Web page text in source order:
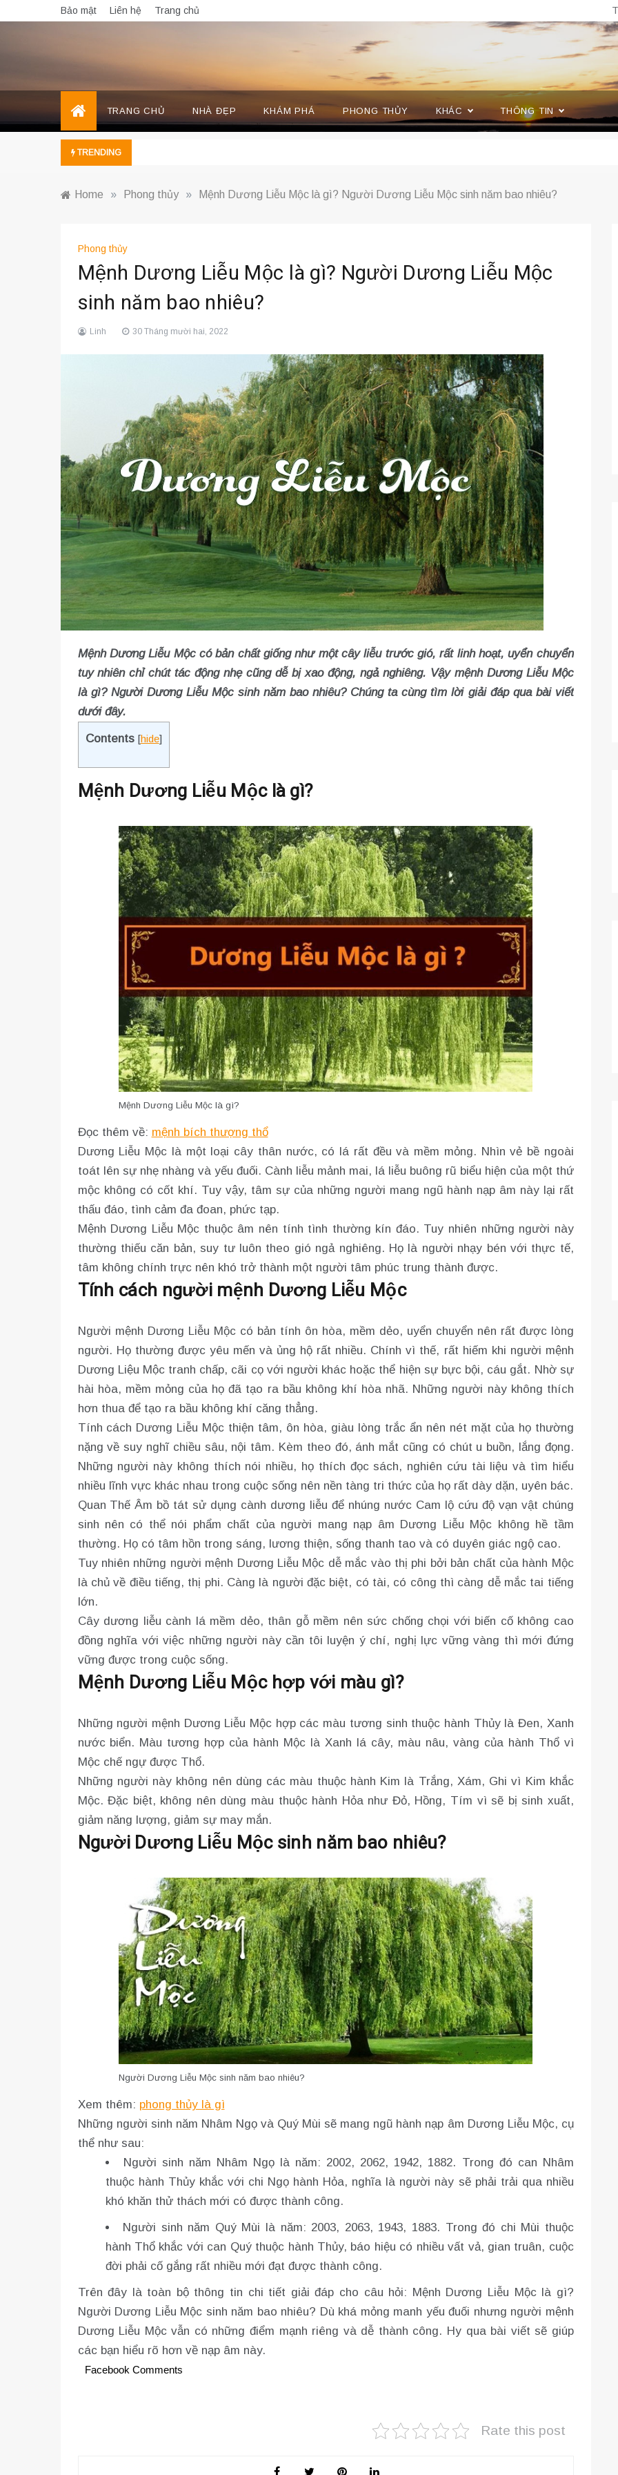
to
Bảo mật Liên hệ Trang chủ
TRANG CHỦ NHÀ ĐẸP KHÁM PHÁ PHONG THỦY KHÁC THÔNG TIN
TRENDING
Home » Phong thủy » Mệnh Dương Liễu Mộc là gì? Người Dương Liễu Mộc sinh năm bao nhiêu?
Phong thủy
Mệnh Dương Liễu Mộc là gì? Người Dương Liễu Mộc
sinh năm bao nhiêu?
Linh 30 Tháng mười hai, 2022
Mệnh Dương Liễu Mộc có bản chất giống như một cây liễu trước gió, rất linh hoạt, uyển chuyển
tuy nhiên chỉ chút tác động nhẹ cũng dễ bị xao động, ngả nghiêng. Vậy mệnh Dương Liễu Mộc
là gì? Người Dương Liễu Mộc sinh năm bao nhiêu? Chúng ta cùng tìm lời giải đáp qua bài viết
dưới đây.
Contents [hide]
Mệnh Dương Liễu Mộc là gì?
Mệnh Dương Liễu Mộc là gì?
Đọc thêm về: mệnh bích thượng thổ
Dương Liễu Mộc là một loại cây thân nước, có lá rất đều và mềm mỏng. Nhìn vẻ bề ngoài
toát lên sự nhẹ nhàng và yếu đuối. Cành liễu mảnh mai, lá liễu buông rũ biểu hiện của một thứ
mộc không có cốt khí. Tuy vậy, tâm sự của những người mang ngũ hành nạp âm này lại rất
thấu đáo, tình cảm đa đoan, phức tạp.
Mệnh Dương Liễu Mộc thuộc âm nên tính tình thường kín đáo. Tuy nhiên những người này
thường thiếu căn bản, suy tư luôn theo gió ngả nghiêng. Họ là người nhạy bén với thực tế,
tâm không chính trực nên khó trở thành một người tâm phúc trung thành được.
Tính cách người mệnh Dương Liễu Mộc
Người mệnh Dương Liễu Mộc có bản tính ôn hòa, mềm dẻo, uyển chuyển nên rất được lòng
người. Họ thường được yêu mến và ủng hộ rất nhiều. Chính vì thế, rất hiếm khi người mệnh
Dương Liệu Mộc tranh chấp, cãi cọ với người khác hoặc thể hiện sự bực bội, cáu gắt. Nhờ sự
hài hòa, mềm mỏng của họ đã tạo ra bầu không khí hòa nhã. Những người này không thích
hơn thua để tạo ra bầu không khí căng thẳng.
Tính cách Dương Liễu Mộc thiện tâm, ôn hòa, giàu lòng trắc ẩn nên nét mặt của họ thường
nặng về suy nghĩ chiều sâu, nội tâm. Kèm theo đó, ánh mắt cũng có chút u buồn, lắng đọng.
Những người này không thích nói nhiều, họ thích đọc sách, nghiên cứu tài liệu và tìm hiểu
nhiều lĩnh vực khác nhau trong cuộc sống nên nền tàng tri thức của họ rất dày dặn, uyên bác.
Quan Thế Âm bồ tát sử dụng cành dương liễu để nhúng nước Cam lộ cứu độ vạn vật chúng
sinh nên có thể nói phẩm chất của người mang nạp âm Dương Liễu Mộc không hề tầm
thường. Họ có tâm hồn trong sáng, lương thiện, sống thanh tao và có duyên giác ngộ cao.
Tuy nhiên những người mệnh Dương Liễu Mộc dễ mắc vào thị phi bởi bản chất của hành Mộc
là chủ về điều tiếng, thị phi. Càng là người đặc biệt, có tài, có công thì càng dễ mắc tai tiếng
lớn.
Cây dương liễu cành lá mềm dẻo, thân gỗ mềm nên sức chống chọi với biến cố không cao
đồng nghĩa với việc những người này cần tôi luyện ý chí, nghị lực vững vàng thì mới đứng
vững được trong cuộc sống.
Mệnh Dương Liễu Mộc hợp với màu gì?
Những người mệnh Dương Liễu Mộc hợp các màu tương sinh thuộc hành Thủy là Đen, Xanh
nước biển. Màu tương hợp của hành Mộc là Xanh lá cây, màu nâu, vàng của hành Thổ vì
Mộc chế ngự được Thổ.
Những người này không nên dùng các màu thuộc hành Kim là Trắng, Xám, Ghi vì Kim khắc
Mộc. Đặc biệt, không nên dùng màu thuộc hành Hỏa như Đỏ, Hồng, Tím vì sẽ bị sinh xuất,
giảm năng lượng, giảm sự may mắn.
Người Dương Liễu Mộc sinh năm bao nhiêu?
Người Dương Liễu Mộc sinh năm bao nhiêu?
Xem thêm: phong thủy là gì
Những người sinh năm Nhâm Ngọ và Quý Mùi sẽ mang ngũ hành nạp âm Dương Liễu Mộc, cụ
thể như sau:
Người sinh năm Nhâm Ngọ là năm: 2002, 2062, 1942, 1882. Trong đó can Nhâm
thuộc hành Thủy khắc với chi Ngọ hành Hỏa, nghĩa là người này sẽ phải trải qua nhiều
khó khăn thử thách mới có được thành công.
Người sinh năm Quý Mùi là năm: 2003, 2063, 1943, 1883. Trong đó chi Mùi thuộc
hành Thổ khắc với can Quý thuộc hành Thủy, báo hiệu có nhiều vất vả, gian truân, cuộc
đời phải cố gắng rất nhiều mới đạt được thành công.
Trên đây là toàn bộ thông tin chi tiết giải đáp cho câu hỏi: Mệnh Dương Liễu Mộc là gì?
Người Dương Liễu Mộc sinh năm bao nhiêu? Dù khá mỏng manh yếu đuối nhưng người mệnh
Dương Liễu Mộc vẫn có những điểm mạnh riêng và dễ thành công. Hy qua bài viết sẽ giúp
các bạn hiểu rõ hơn về nạp âm này.
Facebook Comments
Rate this post